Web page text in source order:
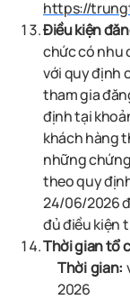
https://
Điều kiện
chức có nhu
với quy định
tham gia
định tại
khách hàng
những
theo quy
24/06/2026
đủ điều kiện
Thời gian tổ
Thời gian:
2026